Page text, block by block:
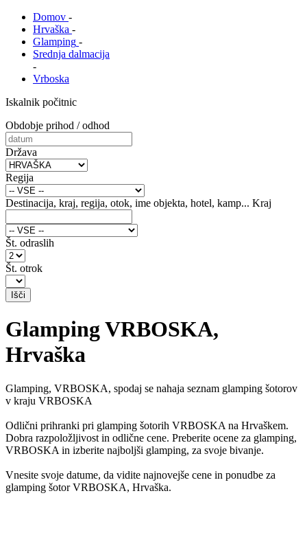
Domov -
Hrvaška -
Glamping -
Srednja dalmacija
-
Vrboska
Iskalnik počitnic
Obdobje prihod / odhod
Država
Regija
Destinacija, kraj, regija, otok, ime objekta, hotel, kamp... Kraj
Št. odraslih
Št. otrok
Glamping VRBOSKA,
Hrvaška
Glamping, VRBOSKA, spodaj se nahaja seznam glamping šotorov
v kraju VRBOSKA
Odlični prihranki pri glamping šotorih VRBOSKA na Hrvaškem.
Dobra razpoložljivost in odlične cene. Preberite ocene za glamping,
VRBOSKA in izberite najboljši glamping, za svoje bivanje.
Vnesite svoje datume, da vidite najnovejše cene in ponudbe za
glamping šotor VRBOSKA, Hrvaška.